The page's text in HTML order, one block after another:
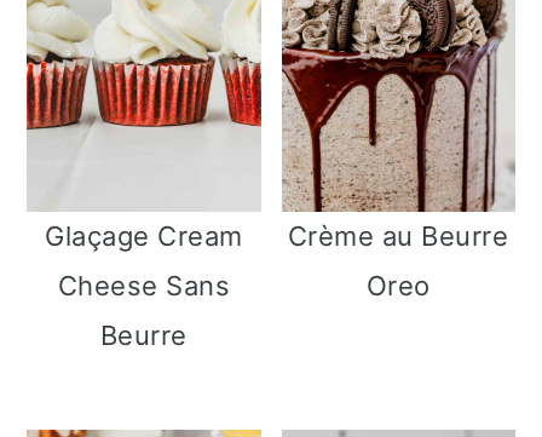
Glaçage Cream
Cheese Sans
Beurre
Crème au Beurre
Oreo